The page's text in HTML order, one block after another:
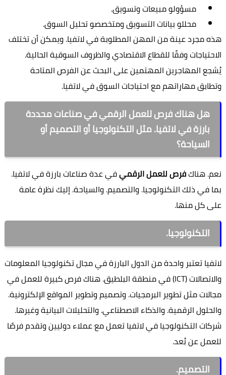
مسؤولو مبيعات وتسويق.
محللو بيانات التسويق ومتخصصو تحليل السوق.
هذه مجرد عينة من المهن المطلوبة في لاتفيا. ويمكن أن تختلف
الاحتياجات وفقًا للقطاع الاقتصادي والظروف السوقية الحالية.
يُشجع المهاجرين المهتمين على البحث عن الفرص المتاحة
وتطابق مهاراتهم مع احتياجات السوق في لاتفيا.
هل هناك فرص للعمل الرقمي في صناعات محددة
بارزة في لاتفيا. مثل التكنولوجيا أو التصميم أو
السياحة؟
نعم. هناكفرص للعمل الرقميفي عدة صناعات بارزة في لاتفيا.
بما في ذلك التكنولوجيا. والتصميم. والسياحة. إليك نظرة عامة
على كل منها.
التكنولوجيا.
لاتفيا تعتبر واحدة من الدول البارزة في مجال تكنولوجيا المعلومات
والاتصالات (ICT) في منطقة البلطيق. هناك فرص كبيرة للعمل في
مجالات مثل تطوير البرمجيات. وتصميم وتطوير المواقع الإلكترونية.
والحلول الرقمية. والذكاء الاصطناعي. والتحليلات البيانية وغيرها.
شركات التكنولوجيا في لاتفيا تعمل مع عملاء دوليين وتقدم فرصًا
للعمل عن بُعد.
التصميم.